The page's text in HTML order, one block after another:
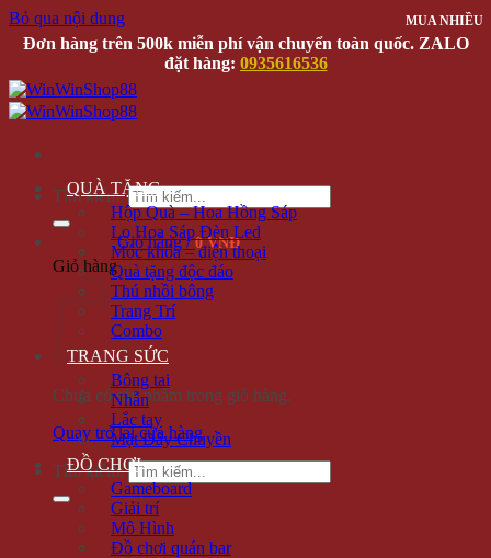
Bỏ qua nội dung
Đơn hàng trên 500k miễn phí vận chuyển toàn quốc. ZALO
đặt hàng: 0935616536
Tìm kiếm:
Giỏ hàng /0 VNĐ
Giỏ hàng
Chưa có sản phẩm trong giỏ hàng.
Quay trở lại cửa hàng
Tìm kiếm:
QUÀ TẶNG
Hộp Quà – Hoa Hồng Sáp
Lọ Hoa Sáp Đèn Led
Móc khóa – điện thoại
Quà tặng độc đáo
Thú nhồi bông
Trang Trí
Combo
TRANG SỨC
Bông tai
Nhẫn
Lắc tay
Mặt Dây Chuyền
ĐỒ CHƠI
Gameboard
Giải trí
Mô Hình
Đồ chơi quán bar
MUA NHIỀU